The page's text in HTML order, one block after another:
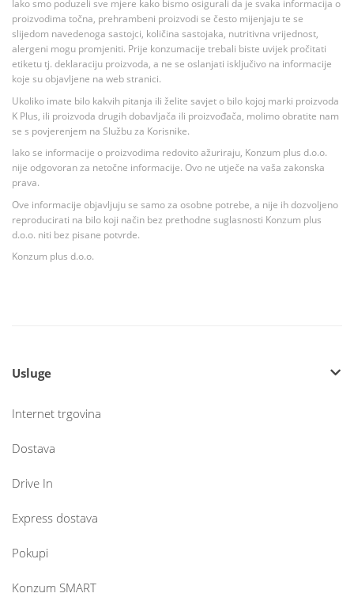
Iako smo poduzeli sve mjere kako bismo osigurali da je svaka informacija o
proizvodima točna, prehrambeni proizvodi se često mijenjaju te se
slijedom navedenoga sastojci, količina sastojaka, nutritivna vrijednost,
alergeni mogu promjeniti. Prije konzumacije trebali biste uvijek pročitati
etiketu tj. deklaraciju proizvoda, a ne se oslanjati isključivo na informacije
koje su objavljene na web stranici.
Ukoliko imate bilo kakvih pitanja ili želite savjet o bilo kojoj marki proizvoda
K Plus, ili proizvoda drugih dobavljača ili proizvođača, molimo obratite nam
se s povjerenjem na Službu za Korisnike.
Iako se informacije o proizvodima redovito ažuriraju, Konzum plus d.o.o.
nije odgovoran za netočne informacije. Ovo ne utječe na vaša zakonska
prava.
Ove informacije objavljuju se samo za osobne potrebe, a nije ih dozvoljeno
reproducirati na bilo koji način bez prethodne suglasnosti Konzum plus
d.o.o. niti bez pisane potvrde.
Konzum plus d.o.o.
Usluge
Internet trgovina
Dostava
Drive In
Express dostava
Pokupi
Konzum SMART